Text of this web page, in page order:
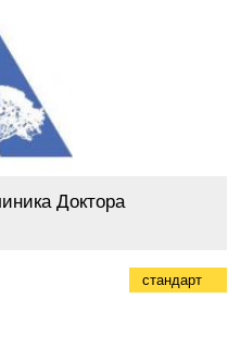
Доктора
стандарт